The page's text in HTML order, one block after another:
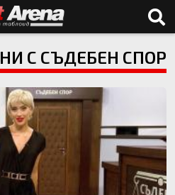
С СЪДЕБЕН СПОР